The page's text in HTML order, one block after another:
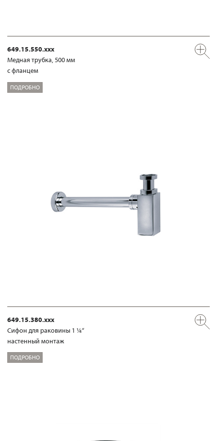
649.15.550.xxx
Медная трубка, 500 мм
с фланцем
ПОДРОБНО
649.15.380.xxx
Сифон для раковины 1 ¼“
настенный монтаж
ПОДРОБНО